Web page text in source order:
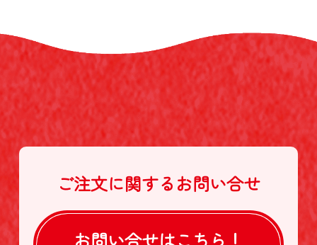
当サイトにおいてのご購入には会員登録が必要になります。
なお会員登録は無料です。
※ログインには、会員登録時に入力したメールアドレスおよびパスワ
ードが必要になります。
会員のみなさまから提供された個人情報
当サイトを利用するにあたって、会員の住所、電話番号、購入履歴な
どの大切な個人情報がネットサーバ上に登録されますが、当社はその
個人情報を適切かつ確実に管理するものとし、法令などにより開示が
求められる場合を除き、開示しないものとします。
※チャートなど一個人が特定できない範囲で集計する場合がありま
す。
お客様からの会員登録を承認しない場合
会員登録の申し込みを当社が受けた際、架空の人物を登録した場合
や、本人以外の第三者の会員登録をした場合、過去に会員除名処分を
受けたことがある場合など、当社が不適当と判断した時は、その会員
ご注文に関する お問い合せ
お問い合せはこちら！